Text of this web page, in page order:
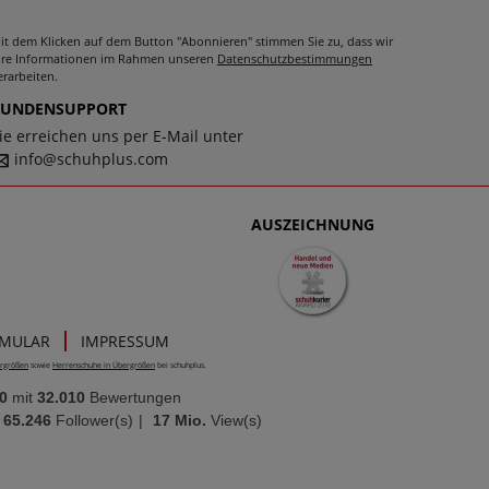
dem Klicken auf dem Button "Abonnieren" stimmen Sie zu, dass wir
Informationen im Rahmen unseren Datenschutzbestimmungen
erreichen uns per E-Mail unter
info@schuhplus.com
AUSZEICHNUNG
IMPRESSUM
sowie Herrenschuhe in Übergrößen bei schuhplus.
mit 32.010 Bewertungen
65.246 Follower(s) | 17 Mio. View(s)